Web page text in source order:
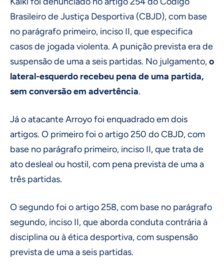
Brasileiro de Justiça Desportiva (CBJD), com base
no parágrafo primeiro, inciso II, que especifica
casos de jogada violenta. A punição prevista era de
suspensão de uma a seis partidas. No julgamento,o
lateral-esquerdo recebeu pena de uma partida,
sem conversão em advertência.
Já o atacante Arroyo foi enquadrado em dois
artigos. O primeiro foi o artigo 250 do CBJD, com
base no parágrafo primeiro, inciso II, que trata de
ato desleal ou hostil, com pena prevista de uma a
três partidas.
O segundo foi o artigo 258, com base no parágrafo
segundo, inciso II, que aborda conduta contrária à
disciplina ou à ética desportiva, com suspensão
prevista de uma a seis partidas.